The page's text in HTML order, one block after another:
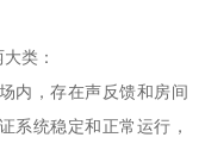
类：
内，存在声反馈和房间
系统稳定和正常运行，